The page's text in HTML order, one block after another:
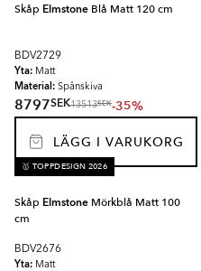
Skåp Elmstone Blå Matt 120 cm
BDV2729
Yta: Matt
Material: Spånskiva
8797SEK13513SEK-35%
LÄGG I VARUKORG
🥇 TOPPDESIGN 2026
Skåp Elmstone Mörkblå Matt 100
cm
BDV2676
Yta: Matt